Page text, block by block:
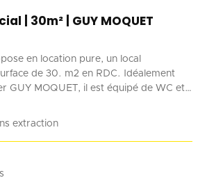
| 30m² | GUY MOQUET
en location pure, un local
de 30. m2 en RDC. Idéalement
GUY MOQUET, il est équipé de WC et
parfaitement à une activité de
alimentation ...
extraction